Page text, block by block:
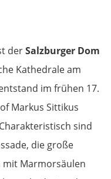
derSalzburger Dom
Kathedrale am
im frühen 17.
Markus Sittikus
sind
die große
mit Marmorsäulen